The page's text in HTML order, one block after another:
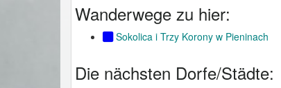
Wanderwege zu hier:
Sokolica i Trzy Korony w Pieninach
Die nächsten Dorfe/Städte: